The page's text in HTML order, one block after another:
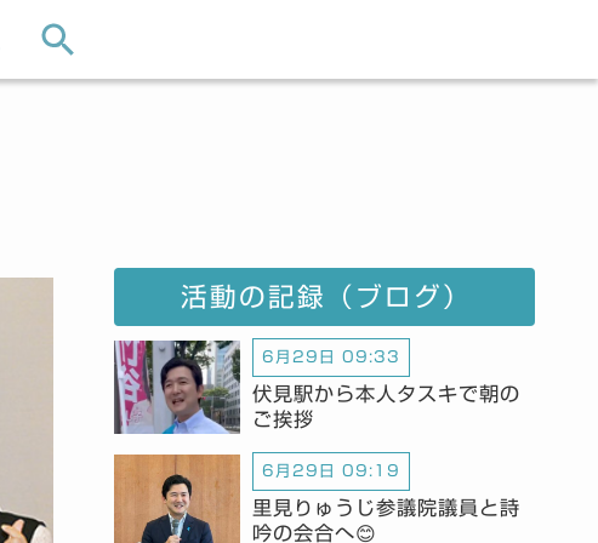
活動の記録（ブログ）
6月29日 09:33
伏見駅から本人タスキで朝の
ご挨拶
6月29日 09:19
里見りゅうじ参議院議員と詩
吟の会合へ😊